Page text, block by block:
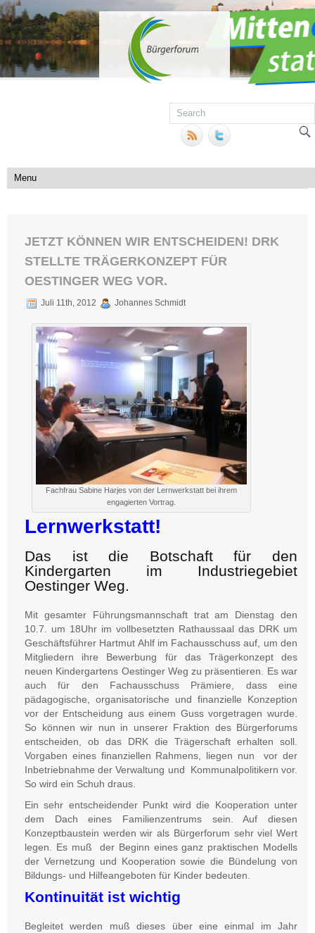
JETZT KÖNNEN WIR ENTSCHEIDEN! DRK
STELLTE TRÄGERKONZEPT FÜR
OESTINGER WEG VOR.
Juli 11th, 2012 Johannes Schmidt
Fachfrau Sabine Harjes von der Lernwerkstatt bei ihrem
engagierten Vortrag.
Lernwerkstatt!
Das ist die Botschaft für den
Kindergarten im Industriegebiet
Oestinger Weg.
Mit gesamter Führungsmannschaft trat am Dienstag den
10.7. um 18Uhr im vollbesetzten Rathaussaal das DRK um
Geschäftsführer Hartmut Ahlf im Fachausschuss auf, um den
Mitgliedern ihre Bewerbung für das Trägerkonzept des
neuen Kindergartens Oestinger Weg zu präsentieren. Es war
auch für den Fachausschuss Prämiere, dass eine
pädagogische, organisatorische und finanzielle Konzeption
vor der Entscheidung aus einem Guss vorgetragen wurde.
So können wir nun in unserer Fraktion des Bürgerforums
entscheiden, ob das DRK die Trägerschaft erhalten soll.
Vorgaben eines finanziellen Rahmens, liegen nun vor der
Inbetriebnahme der Verwaltung und Kommunalpolitikern vor.
So wird ein Schuh draus.
Ein sehr entscheidender Punkt wird die Kooperation unter
dem Dach eines Familienzentrums sein. Auf diesen
Konzeptbaustein werden wir als Bürgerforum sehr viel Wert
legen. Es muß der Beginn eines ganz praktischen Modells
der Vernetzung und Kooperation sowie die Bündelung von
Bildungs- und Hilfeangeboten für Kinder bedeuten.
Kontinuität ist wichtig
Begleitet werden muß dieses über eine einmal im Jahr